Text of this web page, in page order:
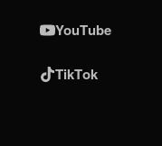
YouTube
TikTok